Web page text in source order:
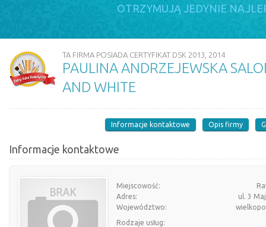
OTRZYMUJĄ JEDYNIE
TA FIRMA POSIADA CERTYFIKAT DSK 2013, 2014
PAULINA ANDRZEJEWSKA
AND WHITE
Informacje kontaktowe Opis firmy
Informacje kontaktowe
Miejscowość:
Adres:
ul. 3
Województwo:
Rodzaje usług: